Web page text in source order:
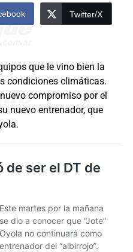
Twitter/X
que le vino bien la
condiciones climáticas.
compromiso por el
nuevo entrenador, que